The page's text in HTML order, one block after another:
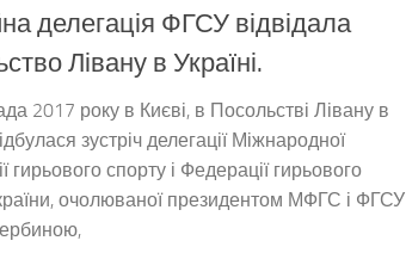
делегація ФГСУ відвідала
Лівану в Україні.
2017 року в Києві, в Посольстві Лівану в
зустріч делегації Міжнародної
гирьового спорту і Федерації гирьового
очолюваної президентом МФГС і ФГСУ